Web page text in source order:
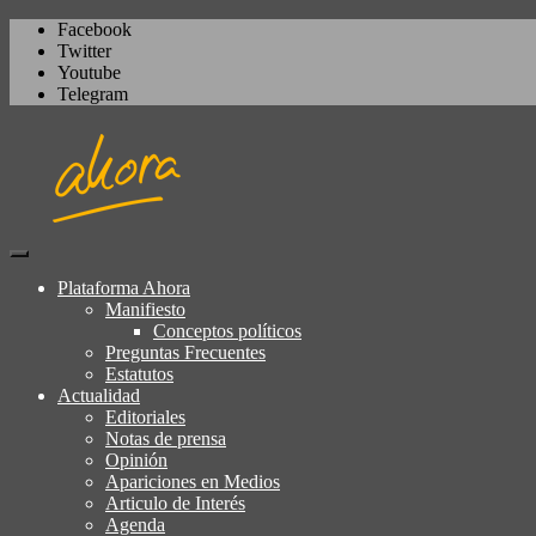
Facebook
Twitter
Youtube
Telegram
Plataforma Ahora
Igualdad, izquierda cívica,
Plataforma Ahora
Manifiesto
Conceptos políticos
Preguntas Frecuentes
Estatutos
Actualidad
Editoriales
Notas de prensa
Opinión
Apariciones en Medios
Articulo de Interés
Agenda